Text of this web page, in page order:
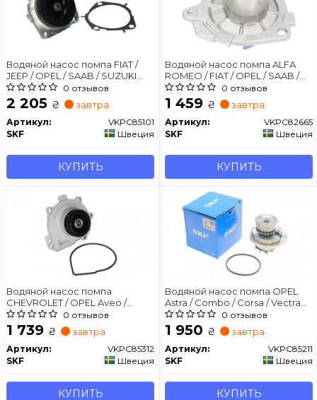
Водяной насос помпа FIAT /
JEEP / OPEL / SAAB / SUZUKI
Linea / Renegade / Insignia / 9-3
/ 9-5 / SX4 1,9 / 2,4D 01 -
0 отзывов
2 205 ₴ завтра
Артикул:
VKPC85101
SKF
Швеция
КУПИТЬ
Водяной насос помпа ALFA
ROMEO / FIAT / OPEL / SAAB /
SUZUKI 159/166 / Brava / Vectra /
9-3 / SX4 1,9 / 2,4D 94 -
0 отзывов
1 459 ₴ завтра
Артикул:
VKPC82665
SKF
Швеция
КУПИТЬ
Водяной насос помпа
CHEVROLET / OPEL Aveo /
Cruze / Astra (G / H / J) / CorsaC /
VectraC / Meriva 1,4-1,8 00 -
0 отзывов
1 739 ₴ завтра
Артикул:
VKPC85312
SKF
Швеция
КУПИТЬ
Водяной насос помпа OPEL
Astra / Combo / Corsa / Vectra
1,6L 95 -
0 отзывов
1 950 ₴ завтра
Артикул:
VKPC85211
SKF
Швеция
КУПИТЬ